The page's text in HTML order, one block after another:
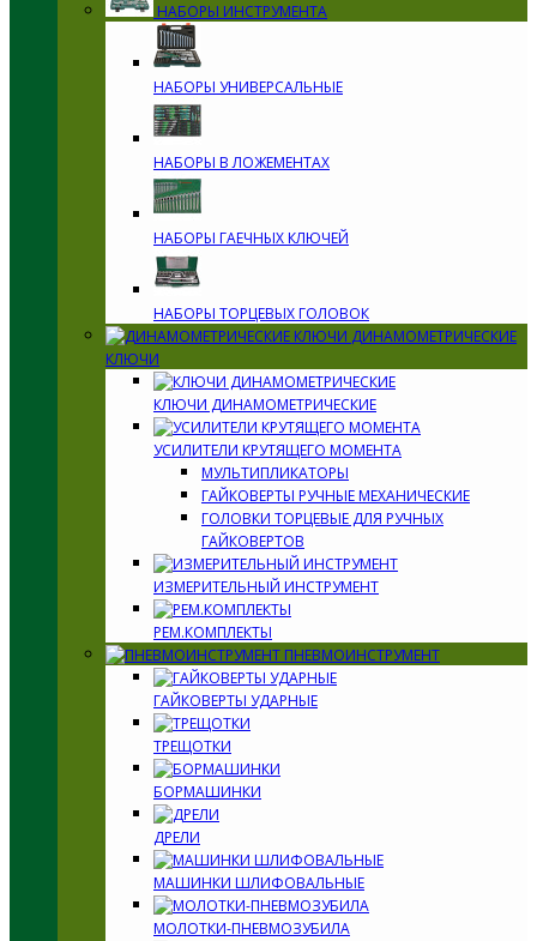
НАБОРЫ ИНСТРУМЕНТА
НАБОРЫ УНИВЕРСАЛЬНЫЕ
НАБОРЫ В ЛОЖЕМЕНТАХ
НАБОРЫ ГАЕЧНЫХ КЛЮЧЕЙ
НАБОРЫ ТОРЦЕВЫХ ГОЛОВОК
ДИНАМОМЕТРИЧЕСКИЕ
КЛЮЧИ
КЛЮЧИ ДИНАМОМЕТРИЧЕСКИЕ
УСИЛИТЕЛИ КРУТЯЩЕГО МОМЕНТА
МУЛЬТИПЛИКАТОРЫ
ГАЙКОВЕРТЫ РУЧНЫЕ МЕХАНИЧЕСКИЕ
ГОЛОВКИ ТОРЦЕВЫЕ ДЛЯ РУЧНЫХ
ГАЙКОВЕРТОВ
ИЗМЕРИТЕЛЬНЫЙ ИНСТРУМЕНТ
РЕМ.КОМПЛЕКТЫ
ПНЕВМОИНСТРУМЕНТ
ГАЙКОВЕРТЫ УДАРНЫЕ
ТРЕЩОТКИ
БОРМАШИНКИ
ДРЕЛИ
МАШИНКИ ШЛИФОВАЛЬНЫЕ
МОЛОТКИ-ПНЕВМОЗУБИЛА